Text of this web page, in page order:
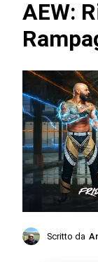
AEW:
Scritto da